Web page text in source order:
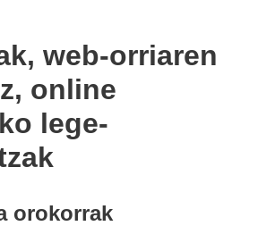
web-orriaren
online
lege-
orokorrak